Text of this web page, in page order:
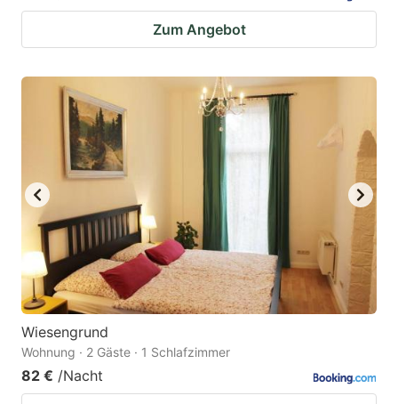
Zum Angebot
Wiesengrund
Wohnung · 2 Gäste · 1 Schlafzimmer
82 € /Nacht